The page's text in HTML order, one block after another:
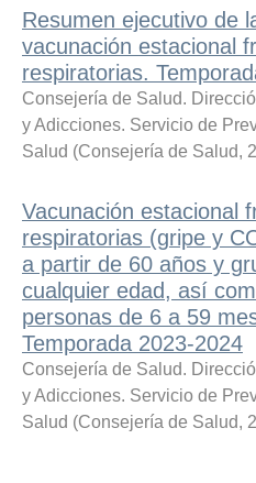
Resumen ejecutivo de
vacunación estacional
respiratorias.
Consejería de Salud.
y Adicciones. Servicio de
Salud (Consejería de Salud,
Vacunación estacional
respiratorias (gripe y
a partir de 60 años y
cualquier edad, así
personas de 6 a 59
Temporada 2023-2024
Consejería de Salud.
y Adicciones. Servicio de
Salud (Consejería de Salud,